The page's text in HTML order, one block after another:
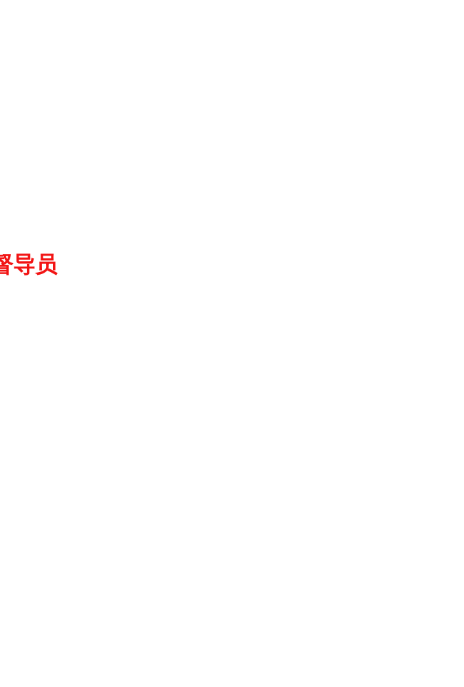
导员